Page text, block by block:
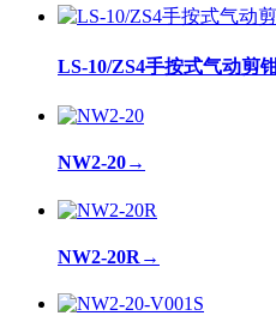
LS-10/ZS4手按式气动剪
NW2-20→
NW2-20R →